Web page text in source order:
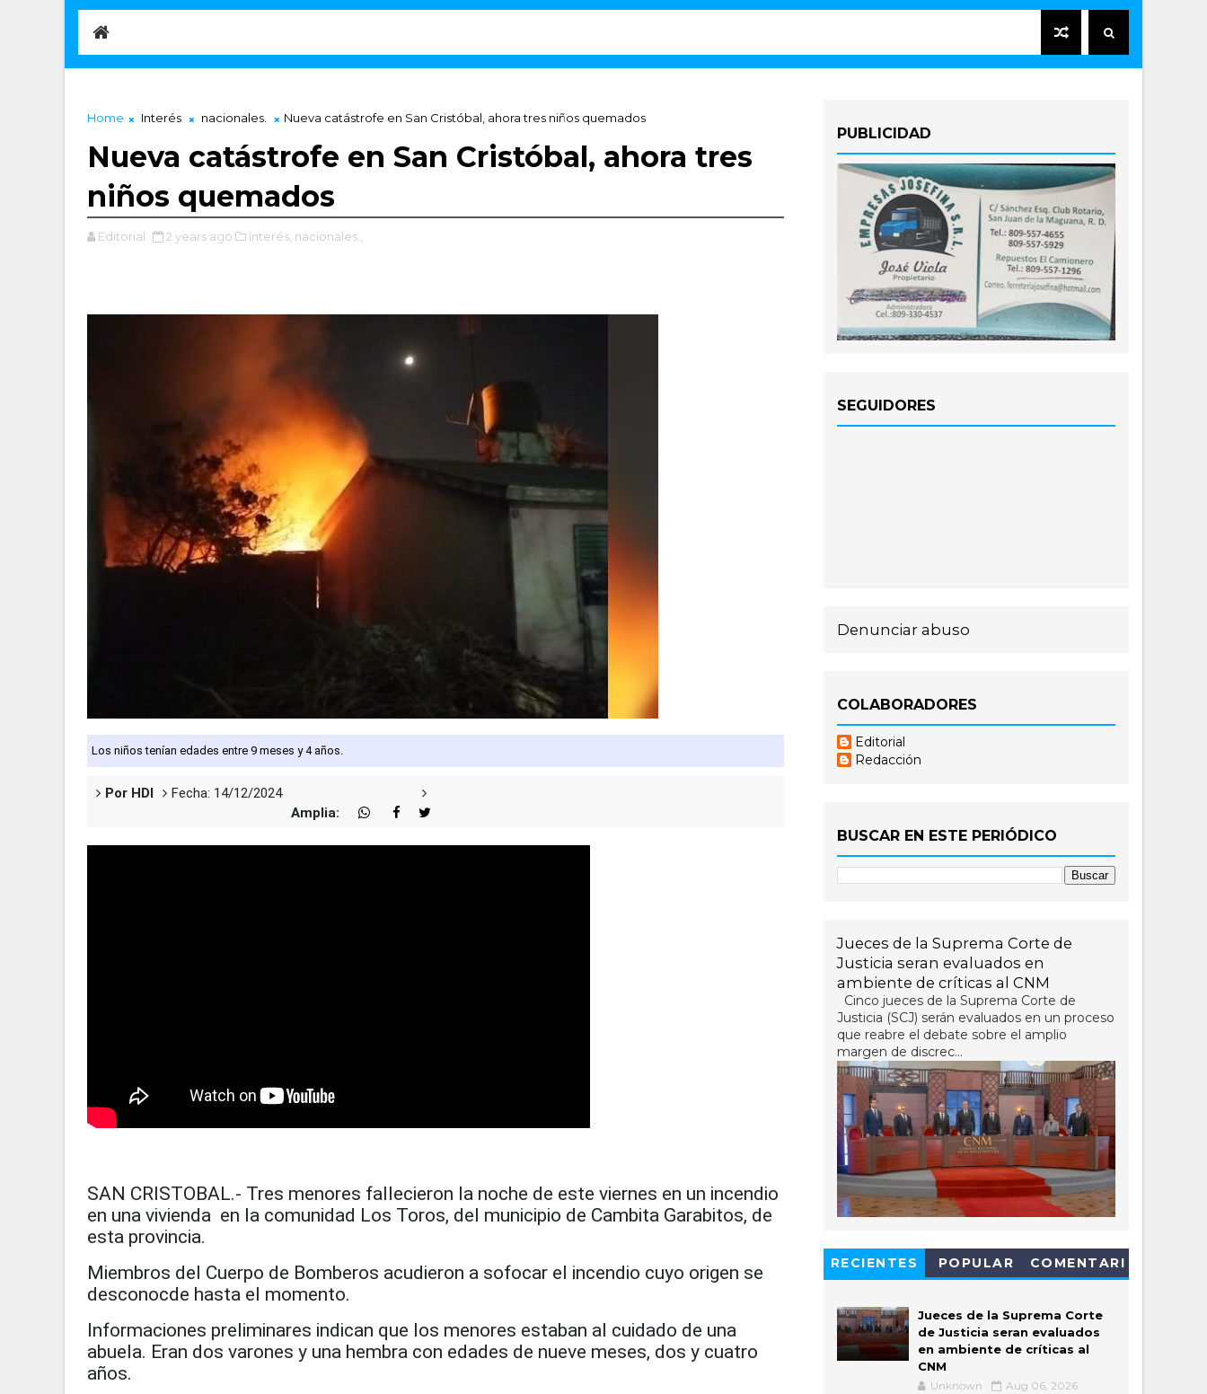
Home Interés nacionales. Nueva catástrofe en San Cristóbal, ahora tres niños quemados
Nueva catástrofe en San Cristóbal, ahora tres
niños quemados
Editorial 2 years ago Interés, nacionales.,
Los niños tenían edades entre 9 meses y 4 años.
Por HDI
Fecha: 14/12/2024
Amplia:
SAN CRISTOBAL.- Tres menores fallecieron la noche de este viernes en un incendio
en una vivienda en la comunidad Los Toros, del municipio de Cambita Garabitos, de
esta provincia.
Miembros del Cuerpo de Bomberos acudieron a sofocar el incendio cuyo origen se
desconocde hasta el momento.
Informaciones preliminares indican que los menores estaban al cuidado de una
abuela. Eran dos varones y una hembra con edades de nueve meses, dos y cuatro
años.
PUBLICIDAD
SEGUIDORES
Denunciar abuso
COLABORADORES
Editorial
Redacción
BUSCAR EN ESTE PERIÓDICO
Jueces de la Suprema Corte de
Justicia seran evaluados en
ambiente de críticas al CNM
Cinco jueces de la Suprema Corte de
Justicia (SCJ) serán evaluados en un proceso
que reabre el debate sobre el amplio
margen de discrec...
RECIENTES POPULAR
COMENTARI
Jueces de la Suprema Corte
de Justicia seran evaluados
en ambiente de críticas al
CNM
Unknown Aug 06, 2026